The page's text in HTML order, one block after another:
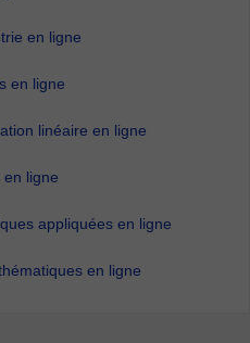
en ligne
en ligne
linéaire en ligne
ligne
appliquées en ligne
en ligne